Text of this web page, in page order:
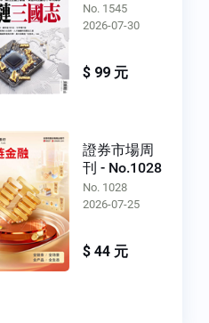
No. 1545
2026-07-30
$ 99 元
證券市場周
刊 - No.1028
No. 1028
2026-07-25
$ 44 元